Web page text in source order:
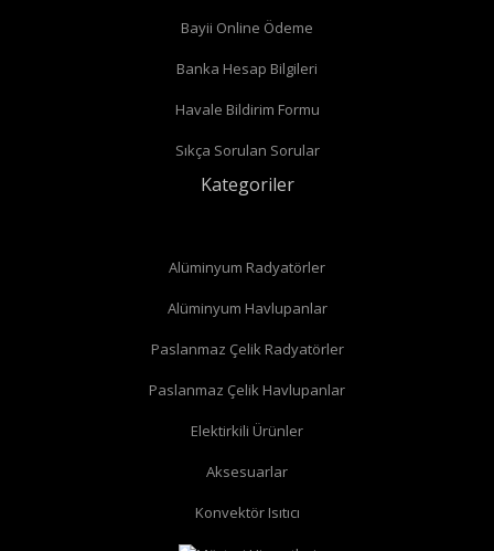
Bayii Online Ödeme
Banka Hesap Bilgileri
Havale Bildirim Formu
Sıkça Sorulan Sorular
Kategoriler
Alüminyum Radyatörler
Alüminyum Havlupanlar
Paslanmaz Çelik Radyatörler
Paslanmaz Çelik Havlupanlar
Elektirkili Ürünler
Aksesuarlar
Konvektör Isıtıcı